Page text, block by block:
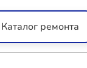
Каталог ремонта